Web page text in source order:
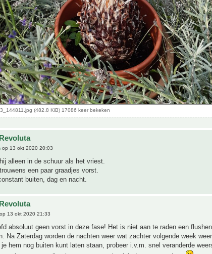
(482.8 KiB) 17086 keer bekeken
op 13 okt 2020 20:03
alleen in de schuur als het vriest.
een paar graadjes vorst.
buiten, dag en nacht.
op 13 okt 2020 21:33
absoluut geen vorst in deze fase! Het is niet aan te raden een
Na Zaterdag worden de nachten weer wat zachter volgende week
hem nog buiten kunt laten staan, probeer i.v.m. snel veranderde